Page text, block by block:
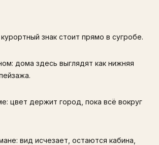
знак стоит прямо в сугробе.
дома здесь выглядят как нижняя
цвет держит город, пока всё вокруг
вид исчезает, остаются кабина,